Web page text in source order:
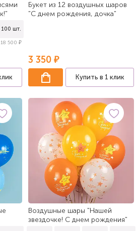
100 шт.
18 500 ₽
Букет из 12 воздушных шаров
"С днем рождения, дочка"
3 350 ₽
Купить в 1 клик
Воздушные шары "Нашей
звездочке! С днем рождения"